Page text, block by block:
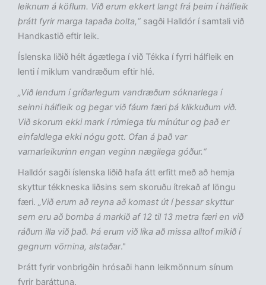
leiknum á köflum. Við erum ekkert langt frá þeim í hálfleik
þrátt fyrir marga tapaða bolta,“ sagði Halldór í samtali við
Handkastið eftir leik.
Íslenska liðið hélt ágætlega í við Tékka í fyrri hálfleik en
lenti í miklum vandræðum eftir hlé.
„Við lendum í gríðarlegum vandræðum sóknarlega í
seinni hálfleik og þegar við fáum færi þá klikkuðum við.
Við skorum ekki mark í rúmlega tíu mínútur og það er
einfaldlega ekki nógu gott. Ofan á það var
varnarleikurinn engan veginn nægilega góður.“
Halldór sagði íslenska liðið hafa átt erfitt með að hemja
skyttur tékkneska liðsins sem skoruðu ítrekað af löngu
færi. „Við erum að reyna að komast út í þessar skyttur
sem eru að bomba á markið af 12 til 13 metra færi en við
ráðum illa við það. Þá erum við líka að missa alltof mikið í
gegnum vörnina, alstaðar."
Þrátt fyrir vonbrigðin hrósaði hann leikmönnum sínum
fyrir baráttuna.